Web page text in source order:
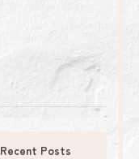
Recent Posts